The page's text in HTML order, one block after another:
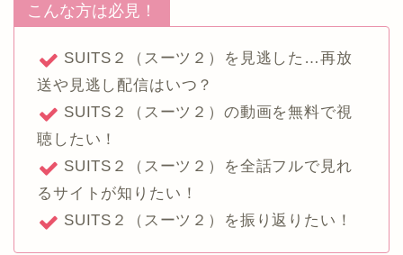
こんな方は必見！
SUITS２（スーツ２）を見逃した…再放
送や見逃し配信はいつ？
SUITS２（スーツ２）の動画を無料で視
聴したい！
SUITS２（スーツ２）を全話フルで見れ
るサイトが知りたい！
SUITS２（スーツ２）を振り返りたい！